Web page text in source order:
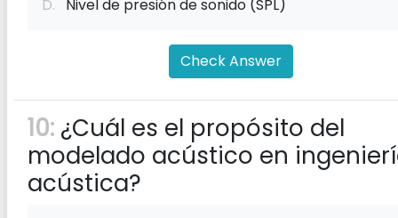
D. Nivel de presión de sonido (SPL)
Check Answer
10: ¿Cuál es el propósito del
modelado acústico en
acústica?